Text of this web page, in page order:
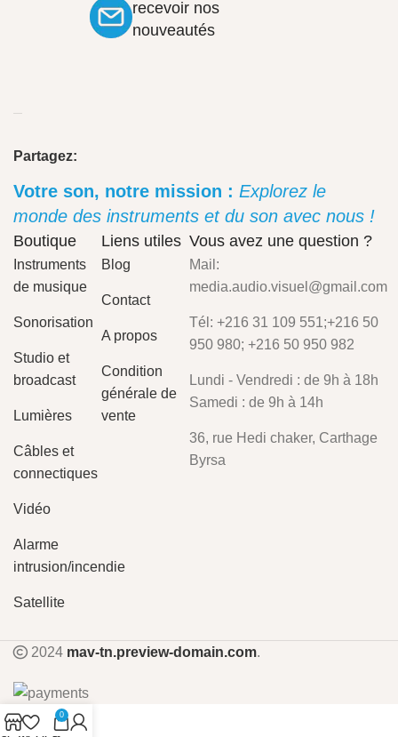
recevoir nos
nouveautés
Partagez:
Votre son, notre mission : Explorez le
monde des instruments et du son avec nous !
Boutique
Instruments
de musique
Sonorisation
Studio et
broadcast
Lumières
Câbles et
connectiques
Vidéo
Alarme
intrusion/incendie
Satellite
Liens utiles
Blog
Contact
A propos
Condition
générale de
vente
Vous avez une question ?
Mail:
media.audio.visuel@gmail.com
Tél: +216 31 109 551;+216 50
950 980; +216 50 950 982
Lundi - Vendredi : de 9h à 18h
Samedi : de 9h à 14h
36, rue Hedi chaker, Carthage
Byrsa
2024 mav-tn.preview-domain.com.
0